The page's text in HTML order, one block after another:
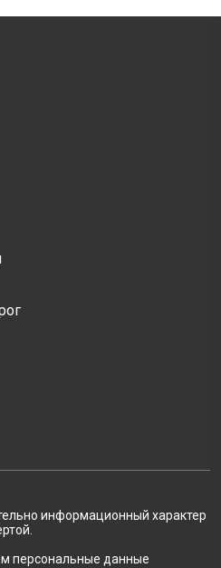
информационный характер
персональные данные